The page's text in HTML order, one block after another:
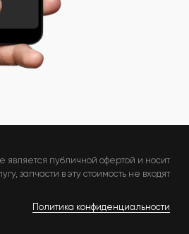
публичной офертой и носит
запчасти в эту стоимость не входят
Политика конфиденциальности